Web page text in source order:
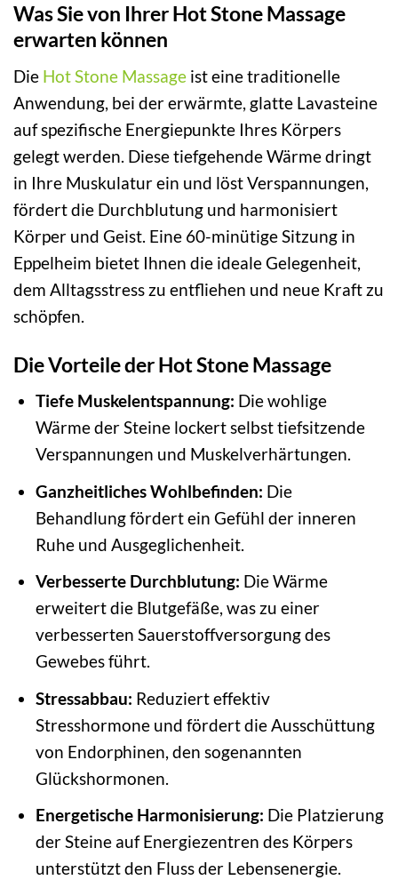
Was Sie von Ihrer Hot Stone Massage
erwarten können
Die Hot Stone Massage ist eine traditionelle
Anwendung, bei der erwärmte, glatte Lavasteine
auf spezifische Energiepunkte Ihres Körpers
gelegt werden. Diese tiefgehende Wärme dringt
in Ihre Muskulatur ein und löst Verspannungen,
fördert die Durchblutung und harmonisiert
Körper und Geist. Eine 60-minütige Sitzung in
Eppelheim bietet Ihnen die ideale Gelegenheit,
dem Alltagsstress zu entfliehen und neue Kraft zu
schöpfen.
Die Vorteile der Hot Stone Massage
Tiefe Muskelentspannung: Die wohlige
Wärme der Steine lockert selbst tiefsitzende
Verspannungen und Muskelverhärtungen.
Ganzheitliches Wohlbefinden: Die
Behandlung fördert ein Gefühl der inneren
Ruhe und Ausgeglichenheit.
Verbesserte Durchblutung: Die Wärme
erweitert die Blutgefäße, was zu einer
verbesserten Sauerstoffversorgung des
Gewebes führt.
Stressabbau: Reduziert effektiv
Stresshormone und fördert die Ausschüttung
von Endorphinen, den sogenannten
Glückshormonen.
Energetische Harmonisierung: Die Platzierung
der Steine auf Energiezentren des Körpers
unterstützt den Fluss der Lebensenergie.